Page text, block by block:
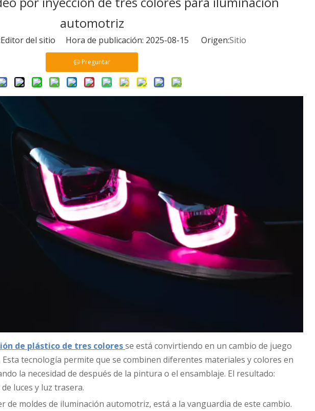
automotriz
del sitio Hora de publicación: 2025-08-15 Origen:Sitio
Preguntar
de plástico de tres coloresse está convirtiendo en un cambio de juego
tecnología permite que se combinen diferentes materiales y colores en
la necesidad de después de la pintura o el ensamblaje. El resultado:
luces y luz trasera.
de moldes de iluminación automotriz, está a la vanguardia de este cambio.